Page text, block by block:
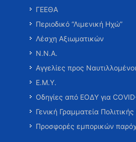
ΓΕΕΘΑ
Περιοδικό “Λιμενική Ηχώ”
Λέσχη Αξιωματικών
Ν.Ν.Α.
Αγγελίες προς
Ε.Μ.Υ.
Οδηγίες από ΕΟΔΥ για
Γενική Γραμματεία
Προσφορές εμπορικών